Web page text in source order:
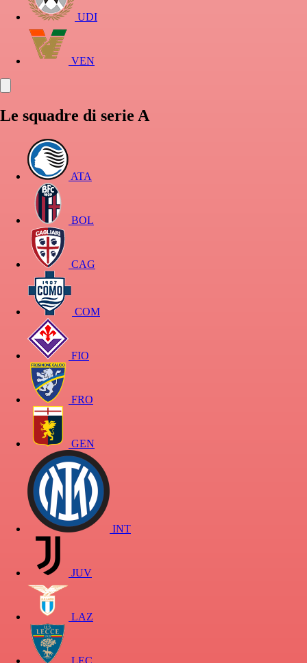
UDI
VEN
Le squadre di serie A
ATA
BOL
CAG
COM
FIO
FRO
GEN
INT
JUV
LAZ
LEC